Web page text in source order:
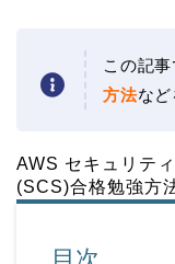
この記
方法など
AWS セキュリテ
(SCS)合格勉強方